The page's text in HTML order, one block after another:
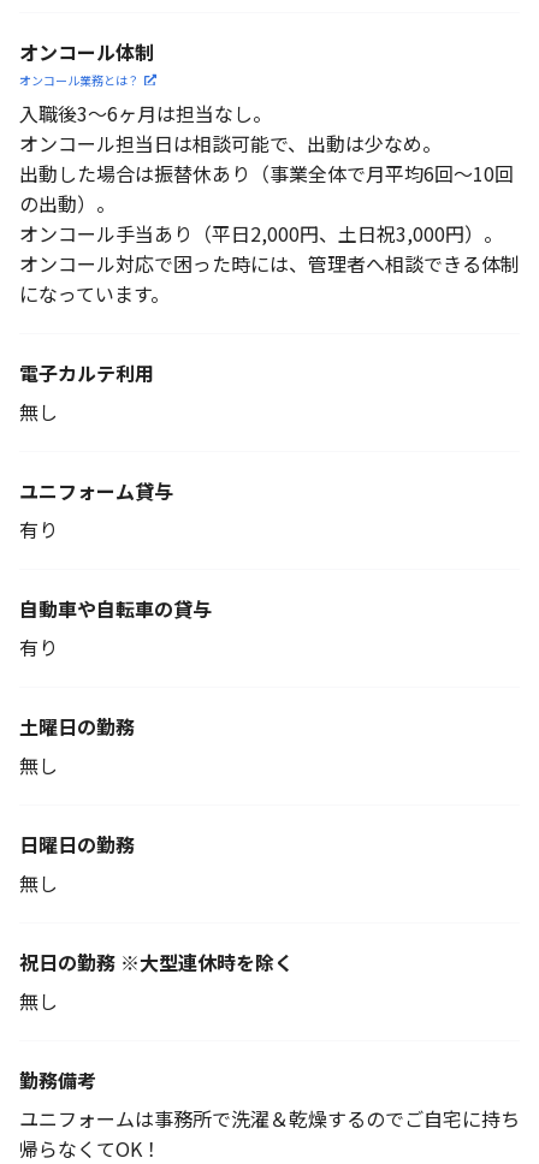
オンコール体制
オンコール業務とは？
入職後3～6ヶ月は担当なし。
オンコール担当日は相談可能で、出動は少なめ。
出動した場合は振替休あり（事業全体で月平均6回～10回
の出動）。
オンコール手当あり（平日2,000円、土日祝3,000円）。
オンコール対応で困った時には、管理者へ相談できる体制
になっています。
電子カルテ利用
無し
ユニフォーム貸与
有り
自動車や自転車の貸与
有り
土曜日の勤務
無し
日曜日の勤務
無し
祝日の勤務 ※大型連休時を除く
無し
勤務備考
ユニフォームは事務所で洗濯＆乾燥するのでご自宅に持ち
帰らなくてOK！